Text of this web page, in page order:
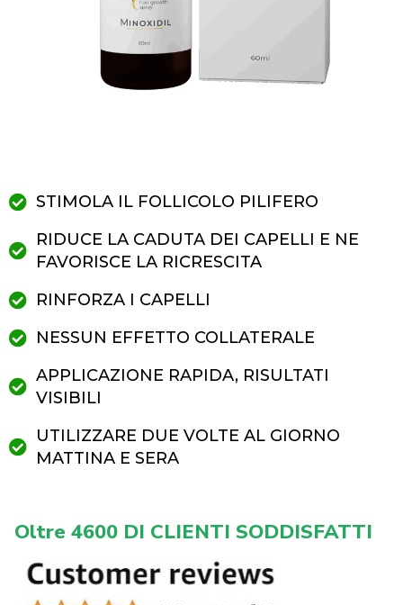
STIMOLA IL FOLLICOLO PILIFERO
RIDUCE LA CADUTA DEI CAPELLI E NE
FAVORISCE LA RICRESCITA
RINFORZA I CAPELLI
NESSUN EFFETTO COLLATERALE
APPLICAZIONE RAPIDA, RISULTATI
VISIBILI
UTILIZZARE DUE VOLTE AL GIORNO
MATTINA E SERA
Oltre 4600 DI CLIENTI SODDISFATTI